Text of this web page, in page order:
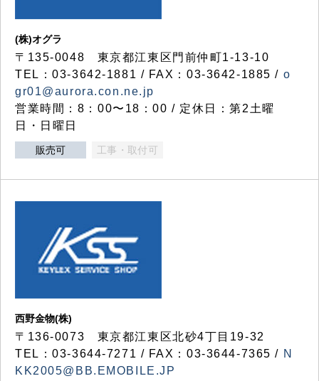
(株)オグラ
〒135-0048 東京都江東区門前仲町1-13-10
TEL：03-3642-1881 / FAX：03-3642-1885 / o
gr01@aurora.con.ne.jp
営業時間：8：00〜18：00 / 定休日：第2土曜
日・日曜日
販売可 工事・取付可
西野金物(株)
〒136-0073 東京都江東区北砂4丁目19-32
TEL：03‐3644‐7271 / FAX：03-3644-7365 / N
KK2005@BB.EMOBILE.JP